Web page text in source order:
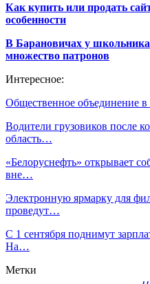
Как купить или продать
особенности
В Барановичах у
множество патронов
Интересное:
Общественное объединение
Водители грузовиков после
область…
«Белоруснефть» открывает
вне…
Электронную ярмарку для
проведут…
С 1 сентября поднимут
На…
Метки